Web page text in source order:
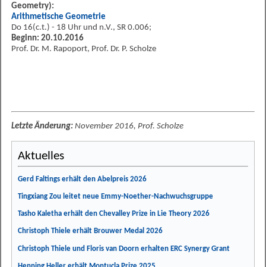
Geometry):
Arithmetische Geometrie
Do 16(c.t.) - 18 Uhr und n.V., SR 0.006;
Beginn: 20.10.2016
Prof. Dr. M. Rapoport, Prof. Dr. P. Scholze
Letzte Änderung: November 2016, Prof. Scholze
Aktuelles
Gerd Faltings erhält den Abelpreis 2026
Tingxiang Zou leitet neue Emmy-Noether-Nachwuchsgruppe
Tasho Kaletha erhält den Chevalley Prize in Lie Theory 2026
Christoph Thiele erhält Brouwer Medal 2026
Christoph Thiele und Floris van Doorn erhalten ERC Synergy Grant